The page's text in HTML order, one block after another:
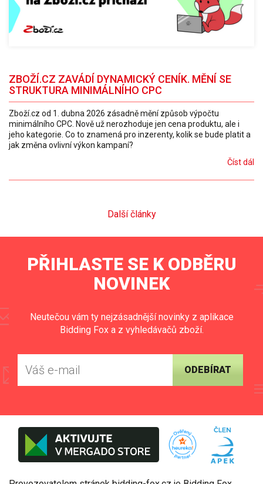
ZBOŽÍ.CZ ZAVÁDÍ DYNAMICKÝ CENÍK. MĚNÍ SE
STRUKTURA MINIMÁLNÍHO CPC
Zboží.cz od 1. dubna 2026 zásadně mění způsob výpočtu
minimálního CPC. Nově už nerozhoduje jen cena produktu, ale i
jeho kategorie. Co to znamená pro inzerenty, kolik se bude platit a
jak změna ovlivní výkon kampaní?
Číst dál
Další články
PŘIHLASTE SE K ODBĚRU
NOVINEK
Neutečou vám ty nejzásadnější novinky z aplikace
Bidding Fox a z vyhledávačů zboží.
ODEBÍRAT